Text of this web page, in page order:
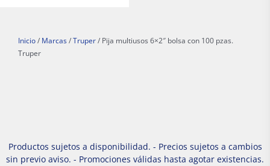
Inicio / Marcas / Truper / Pija multiusos 6×2″ bolsa con 100 pzas.
Truper
Productos sujetos a disponibilidad. - Precios sujetos a cambios
sin previo aviso. - Promociones válidas hasta agotar existencias.